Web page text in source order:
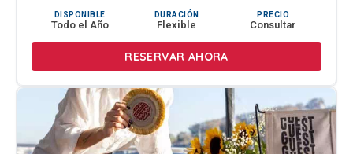
DISPONIBLE
Todo el Año
DURACIÓN
Flexible
PRECIO
Consultar
RESERVAR AHORA